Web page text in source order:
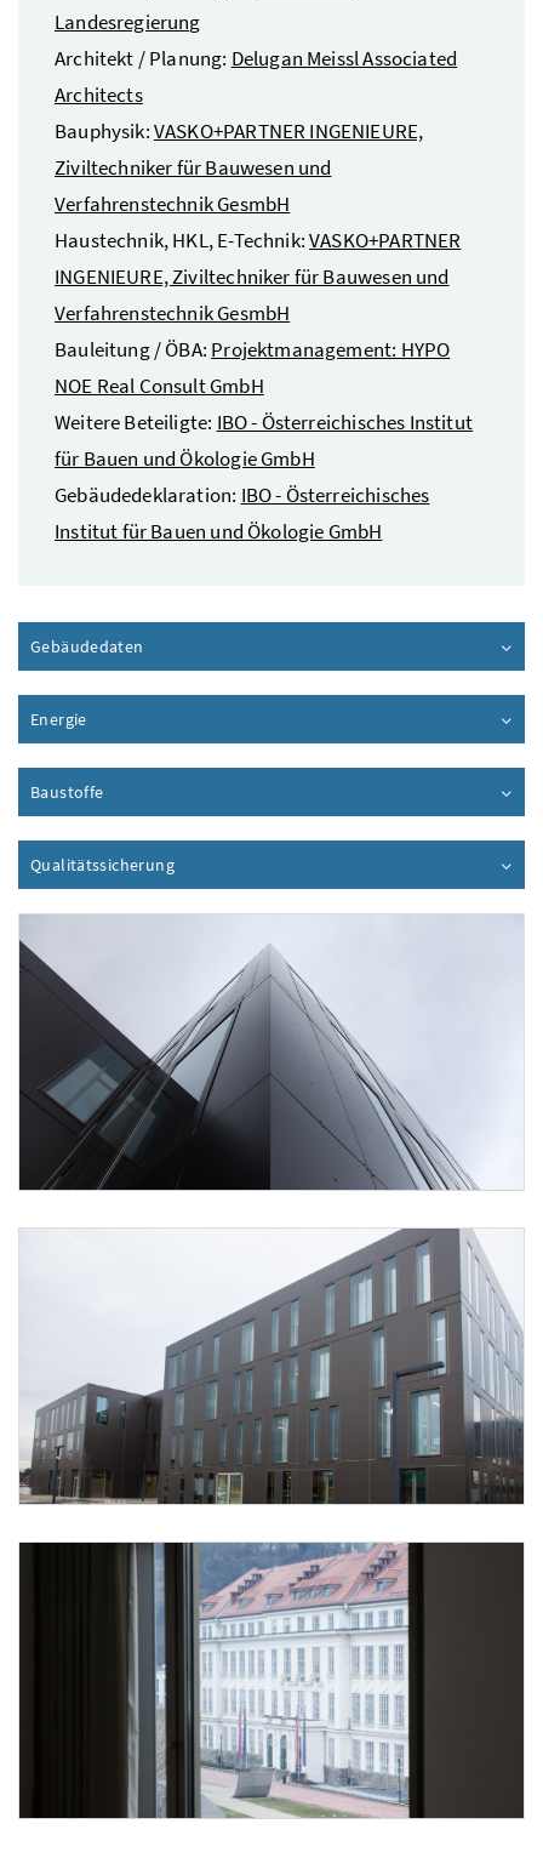
Landesregierung
Architekt / Planung: Delugan Meissl Associated
Architects
Bauphysik:VASKO+PARTNER INGENIEURE,
Ziviltechniker für Bauwesen und
Verfahrenstechnik GesmbH
Haustechnik, HKL, E-Technik:VASKO+PARTNER
INGENIEURE, Ziviltechniker für Bauwesen und
Verfahrenstechnik GesmbH
Bauleitung / ÖBA: Projektmanagement: HYPO
NOE Real Consult GmbH
Weitere Beteiligte: IBO - Österreichisches Institut
für Bauen und Ökologie GmbH
Gebäudedeklaration: IBO - Österreichisches
Institut für Bauen und Ökologie GmbH
Gebäudedaten
Energie
Baustoffe
QualitätssicherungInhalt aufklappen